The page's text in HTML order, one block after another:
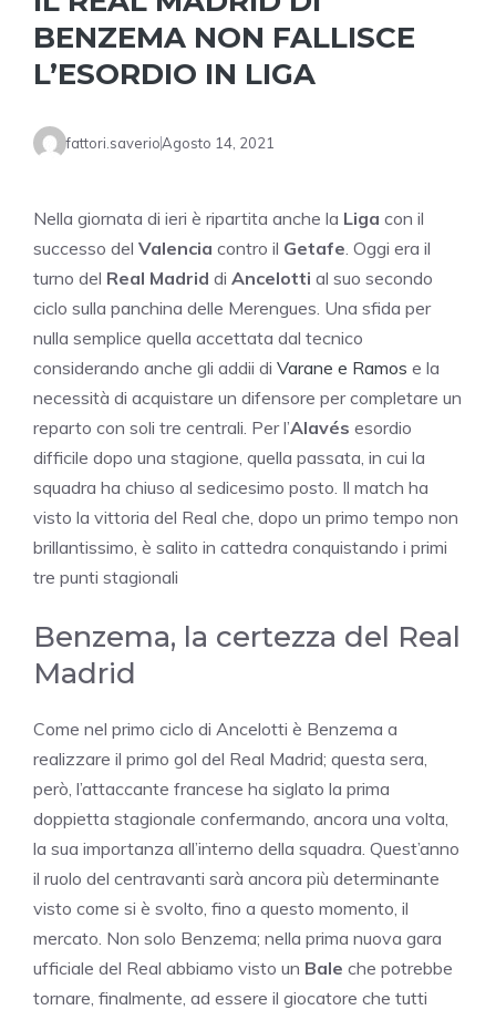
BENZEMA NON FALLISCE
L’ESORDIO IN LIGA
fattori.saverioAgosto 14, 2021
Nella giornata di ieri è ripartita anche la Liga con il
successo del Valencia contro il Getafe. Oggi era il
turno del Real Madrid di Ancelotti al suo secondo
ciclo sulla panchina delle Merengues. Una sfida per
nulla semplice quella accettata dal tecnico
considerando anche gli addii di Varane e Ramos e la
necessità di acquistare un difensore per completare un
reparto con soli tre centrali. Per l’Alavés esordio
difficile dopo una stagione, quella passata, in cui la
squadra ha chiuso al sedicesimo posto. Il match ha
visto la vittoria del Real che, dopo un primo tempo non
brillantissimo, è salito in cattedra conquistando i primi
tre punti stagionali
Benzema, la certezza del Real
Madrid
Come nel primo ciclo di Ancelotti è Benzema a
realizzare il primo gol del Real Madrid; questa sera,
però, l’attaccante francese ha siglato la prima
doppietta stagionale confermando, ancora una volta,
la sua importanza all’interno della squadra. Quest’anno
il ruolo del centravanti sarà ancora più determinante
visto come si è svolto, fino a questo momento, il
mercato. Non solo Benzema; nella prima nuova gara
ufficiale del Real abbiamo visto un Bale che potrebbe
tornare, finalmente, ad essere il giocatore che tutti